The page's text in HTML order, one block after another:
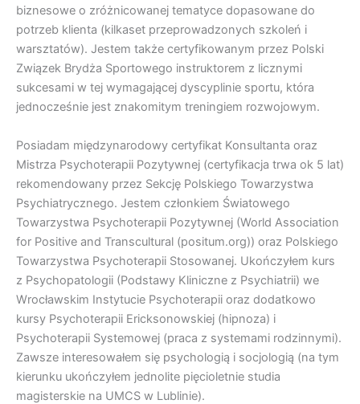
biznesowe o zróżnicowanej tematyce dopasowane do
potrzeb klienta (kilkaset przeprowadzonych szkoleń i
warsztatów). Jestem także certyfikowanym przez Polski
Związek Brydża Sportowego instruktorem z licznymi
sukcesami w tej wymagającej dyscyplinie sportu, która
jednocześnie jest znakomitym treningiem rozwojowym.
Posiadam międzynarodowy certyfikat Konsultanta oraz
Mistrza Psychoterapii Pozytywnej (certyfikacja trwa ok 5 lat)
rekomendowany przez Sekcję Polskiego Towarzystwa
Psychiatrycznego. Jestem członkiem Światowego
Towarzystwa Psychoterapii Pozytywnej (World Association
for Positive and Transcultural (positum.org)) oraz Polskiego
Towarzystwa Psychoterapii Stosowanej. Ukończyłem kurs
z Psychopatologii (Podstawy Kliniczne z Psychiatrii) we
Wrocławskim Instytucie Psychoterapii oraz dodatkowo
kursy Psychoterapii Ericksonowskiej (hipnoza) i
Psychoterapii Systemowej (praca z systemami rodzinnymi).
Zawsze interesowałem się psychologią i socjologią (na tym
kierunku ukończyłem jednolite pięcioletnie studia
magisterskie na UMCS w Lublinie).